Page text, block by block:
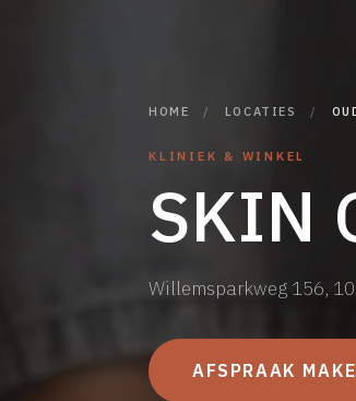
HOME / LOCATIES /
KLINIEK & WINKEL
SKIN
Willemsparkweg 156,
AFSPRAAK